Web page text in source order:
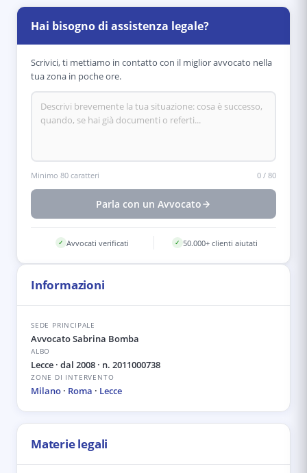
Hai bisogno di assistenza legale?
Scrivici, ti mettiamo in contatto con il miglior avvocato nella
tua zona in poche ore.
Minimo 80 caratteri 0 / 80
Parla con un Avvocato
✓ Avvocati verificati ✓ 50.000+ clienti aiutati
Informazioni
SEDE PRINCIPALE
Avvocato Sabrina Bomba
ALBO
Lecce · dal 2008 · n. 2011000738
ZONE DI INTERVENTO
Milano · Roma · Lecce
Materie legali